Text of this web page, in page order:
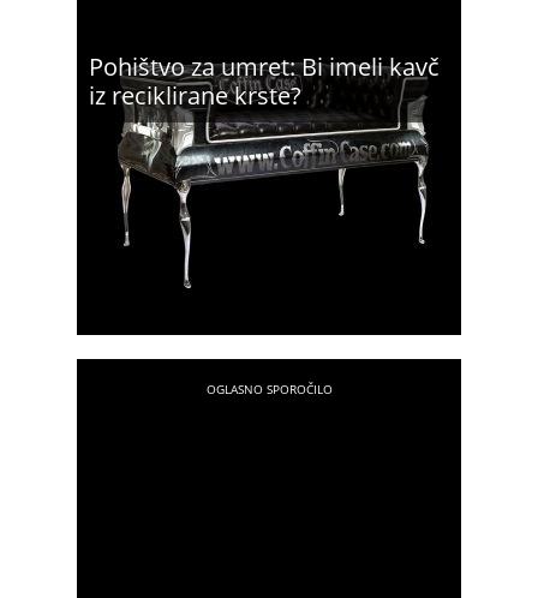
Pohištvo za umret: Bi imeli kavč
iz reciklirane krste?